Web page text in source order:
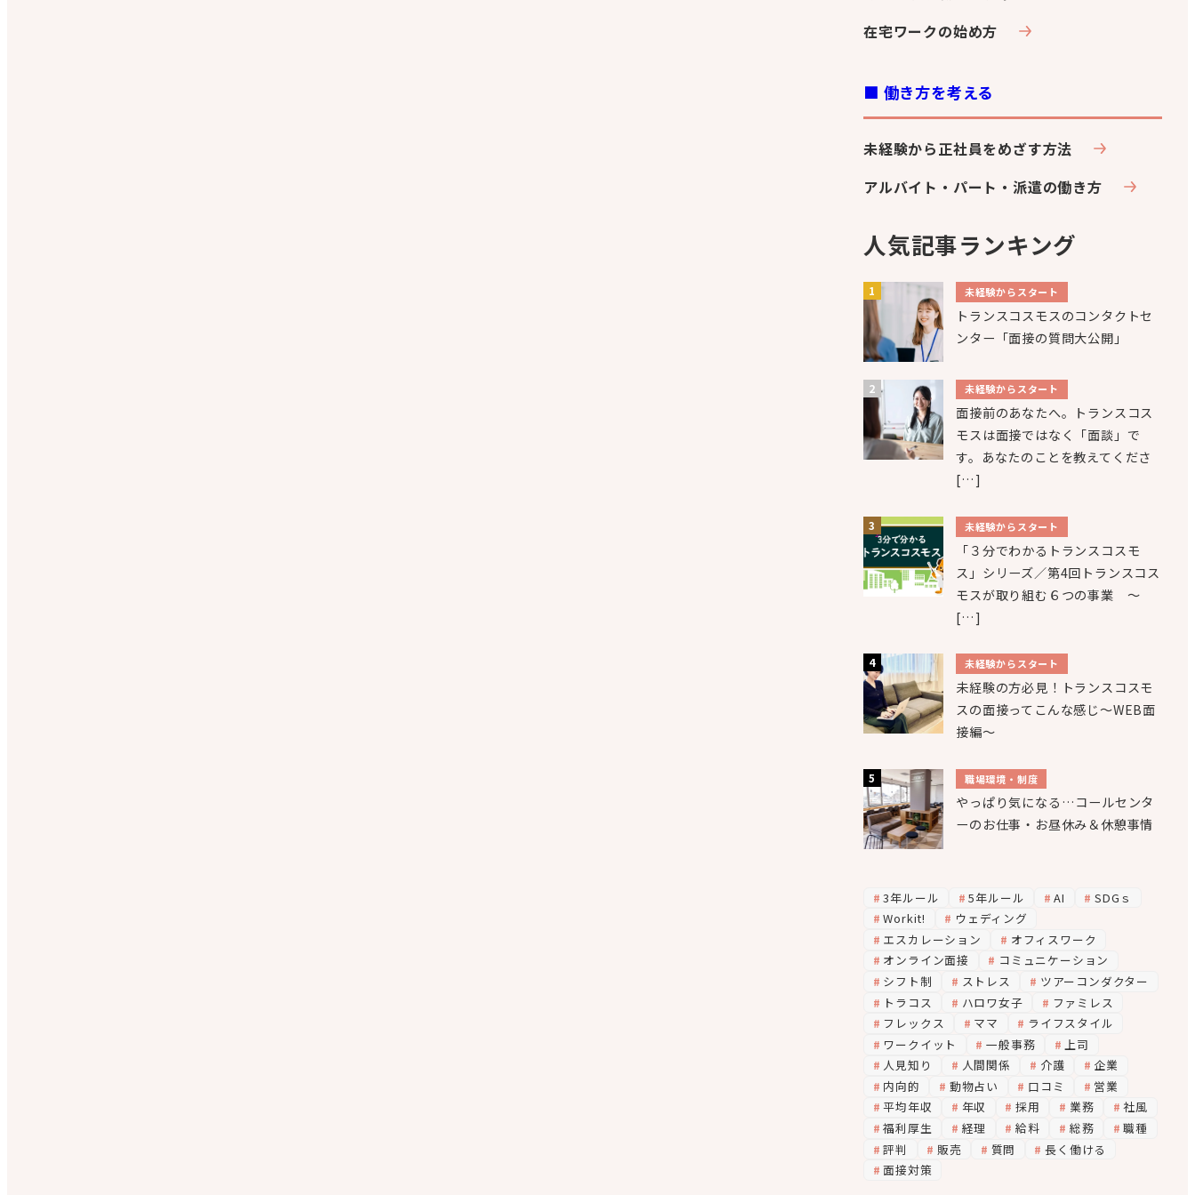
在宅ワークの始め方
■ 働き方を考える
未経験から正社員をめざす方法
アルバイト・パート・派遣の働き方
人気記事ランキング
未経験からスタート
トランスコスモスのコンタクトセ
ンター「面接の質問大公開」
未経験からスタート
面接前のあなたへ。トランスコス
モスは面接ではなく「面談」で
す。あなたのことを教えてくださ
[…]
未経験からスタート
「３分でわかるトランスコスモ
ス」シリーズ／第4回トランスコス
モスが取り組む６つの事業 ～
[…]
未経験からスタート
未経験の方必見！トランスコスモ
スの面接ってこんな感じ～WEB面
接編～
職場環境・制度
やっぱり気になる…コールセンタ
ーのお仕事・お昼休み＆休憩事情
3年ルール 5年ルール AI
SDGｓ
Workit!
ウェディング
エスカレーション
オフィスワーク
オンライン面接
コミュニケーション
シフト制
ストレス
ツアーコンダクター
トラコス
ハロワ女子
ファミレス
フレックス
ママ
ライフスタイル
ワークイット
一般事務
上司
人見知り
人間関係 介護
企業
内向的
動物占い 口コミ
営業
平均年収
年収 採用 業務
社風
福利厚生
経理 給料 総務
職種
評判
販売 質問
長く働ける
面接対策